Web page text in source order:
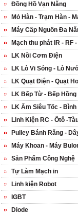
Đồng Hồ Vạn Năng
Mỏ Hàn - Trạm Hàn -
Máy Cấp Nguồn Đa
Mạch thu phát IR - RF
LK Nồi Cơm Điện
LK Lò Vi Sóng - Lò
LK Quạt Điện - Quạt
LK Bếp Từ - Bếp Hồng
LK Ấm Siêu Tốc -
Linh Kiện RC - Ôtô -
Pulley Bánh Răng -
Máy Khoan - Máy
Sản Phẩm Công Nghệ
Tự Làm Mạch in
Linh kiện Robot
IGBT
Diode